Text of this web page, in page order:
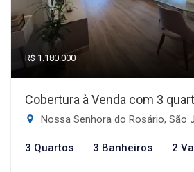
R$ 1.180.000
Cobertura à Venda com 3
Nossa Senhora do Rosário, São
3 Quartos 3 Banheiros 2